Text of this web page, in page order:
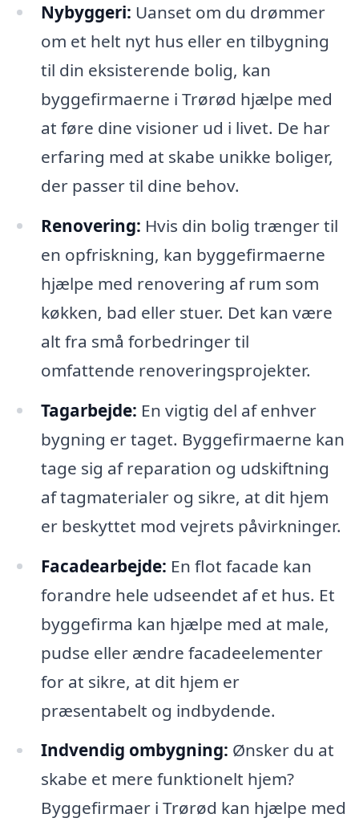
Nybyggeri: Uanset om du drømmer
om et helt nyt hus eller en tilbygning
til din eksisterende bolig, kan
byggefirmaerne i Trørød hjælpe med
at føre dine visioner ud i livet. De har
erfaring med at skabe unikke boliger,
der passer til dine behov.
Renovering: Hvis din bolig trænger til
en opfriskning, kan byggefirmaerne
hjælpe med renovering af rum som
køkken, bad eller stuer. Det kan være
alt fra små forbedringer til
omfattende renoveringsprojekter.
Tagarbejde: En vigtig del af enhver
bygning er taget. Byggefirmaerne kan
tage sig af reparation og udskiftning
af tagmaterialer og sikre, at dit hjem
er beskyttet mod vejrets påvirkninger.
Facadearbejde: En flot facade kan
forandre hele udseendet af et hus. Et
byggefirma kan hjælpe med at male,
pudse eller ændre facadeelementer
for at sikre, at dit hjem er
præsentabelt og indbydende.
Indvendig ombygning: Ønsker du at
skabe et mere funktionelt hjem?
Byggefirmaer i Trørød kan hjælpe med